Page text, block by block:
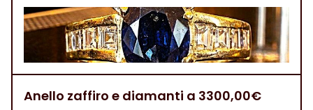
Anello zaffiro e diamanti a 3300,00€